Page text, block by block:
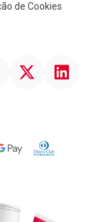
de Cookies
Linkedin
Pay
Diners Club